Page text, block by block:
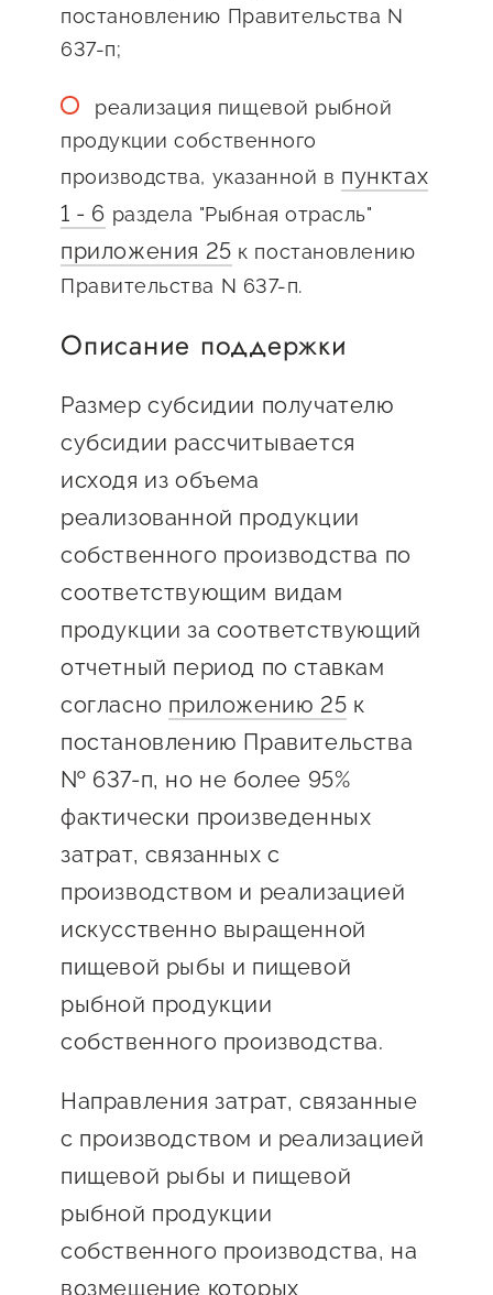
Центр информационно-
сопровождения
О центре
Поддержка центра
Онлайн-витрина
Истории успеха
программ и молодежного
предпринимательства
О центре
мероприятий для
Проекты
Поддержка центра
Истории успеха
Центр инноваций
Поддержка центра
Календарь
мероприятий для
предпринимателей
Оказание услуг в
социальной сфере
поддержки
О центре
Поддержка центра
Истории успеха
Центр инновационно-
технологического и
предпринимательства
О центре
Обучающие
Проекты
Поддержка центра
Онлайн-витрина
Экскурсии на
производства
Нормативные
документы
Центр поддержки экспорта
Справочник
предпринимателя
Органы власти
Организации,
предоставляющие поддержку
Интерактивные сервисы
Каталог маркетплейсов
Каталог креативной
продукции
Госзакупки для малого
бизнеса
Каталог югорских франшиз
Инвестору
Самозанятому
постановлению Правительства N
637-п;
реализация пищевой рыбной
продукции собственного
производства, указанной в пунктах
1 - 6 раздела "Рыбная отрасль"
приложения 25 к постановлению
Правительства N 637-п.
Описание поддержки
Размер субсидии получателю
субсидии рассчитывается
исходя из объема
реализованной продукции
собственного производства по
соответствующим видам
продукции за соответствующий
отчетный период по ставкам
согласно приложению 25 к
постановлению Правительства
№ 637-п, но не более 95%
фактически произведенных
затрат, связанных с
производством и реализацией
искусственно выращенной
пищевой рыбы и пищевой
рыбной продукции
собственного производства.
Направления затрат, связанные
с производством и реализацией
пищевой рыбы и пищевой
рыбной продукции
собственного производства, на
возмещение которых